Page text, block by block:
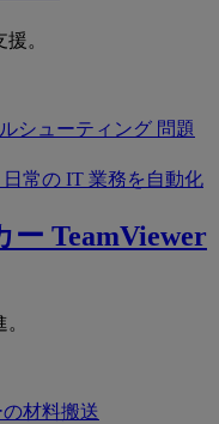
。
シューティング 問題
日常の IT 業務を自動化
ー TeamViewer
材料搬送